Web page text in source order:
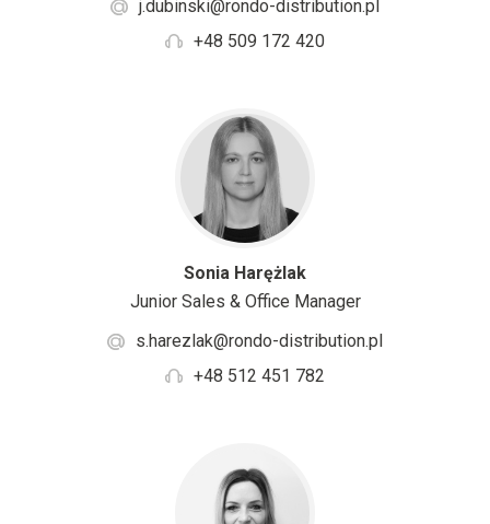
j.dubinski@rondo-distribution.pl
+48 509 172 420
Sonia Harężlak
Junior Sales & Office Manager
s.harezlak@rondo-distribution.pl
+48 512 451 782